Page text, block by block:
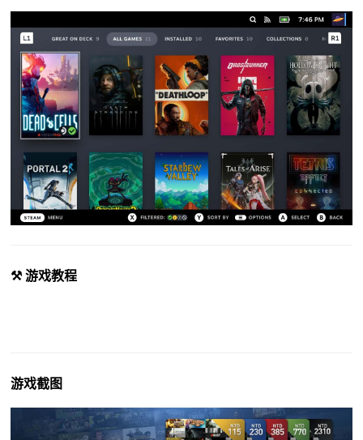
⚒️ 游戏教程
游戏截图